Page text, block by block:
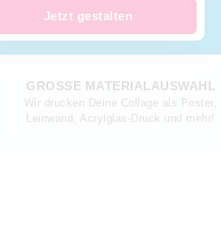
GROSSE MATERIALAUSWAHL
Wir drucken Deine Collage als Poster,
Leinwand, Acrylglas-Druck und mehr!
Jetzt gestalten